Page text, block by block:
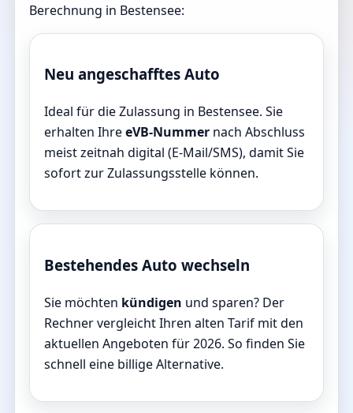
Berechnung in Bestensee:
Neu angeschafftes Auto
Ideal für die Zulassung in Bestensee. Sie
erhalten IhreeVB-Nummer nach Abschluss
meist zeitnah digital (E-Mail/SMS), damit Sie
sofort zur Zulassungsstelle können.
Bestehendes Auto wechseln
Sie möchten kündigen und sparen? Der
Rechner vergleicht Ihren alten Tarif mit den
aktuellen Angeboten für 2026. So finden Sie
schnell eine billige Alternative.